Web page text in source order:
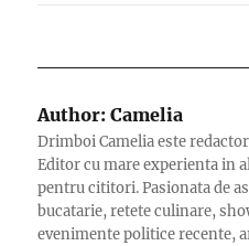
Author: Camelia
Drimboi Camelia este
Editor cu mare experienta in
pentru cititori. Pasionata de
bucatarie, retete culinare,
evenimente politice recente,